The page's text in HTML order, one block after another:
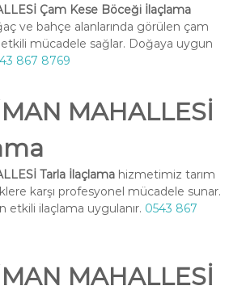
Çam Kese Böceği İlaçlama
ve bahçe alanlarında görülen çam
mücadele sağlar. Doğaya uygun
867 8769
MAHALLESİ
Tarla İlaçlamahizmetimiz tarım
karşı profesyonel mücadele sunar.
etkili ilaçlama uygulanır. 0543 867
MAHALLESİ